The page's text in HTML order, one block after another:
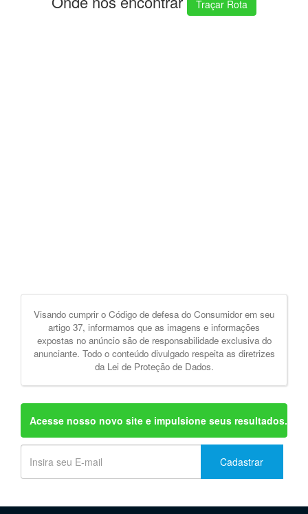
Traçar Rota
Visando cumprir o Código de defesa do Consumidor em seu
artigo 37, informamos que as imagens e informações
expostas no anúncio são de responsabilidade exclusiva do
anunciante. Todo o conteúdo divulgado respeita as diretrizes
da Lei de Proteção de Dados.
Acesse nosso novo site e impulsione seus resultados.
Cadastrar